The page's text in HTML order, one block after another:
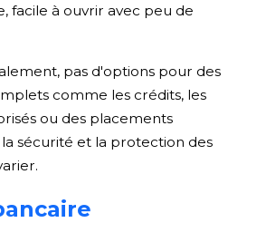
facile à ouvrir avec peu de
pas d'options pour des
comme les crédits, les
ou des placements
la sécurité et la protection des